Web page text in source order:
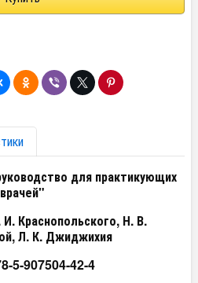
для практикующих
врачей"
Краснопольского, Н. В.
Л. К. Джиджихия
5-907504-42-4